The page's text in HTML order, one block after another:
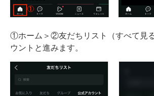
①ホーム＞②友だちリスト（すべて見
ウントと進みます。